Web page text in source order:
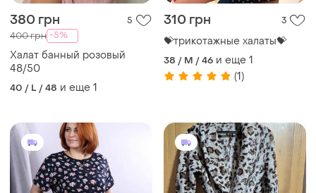
380 грн 5
400 грн -5%
Халат банный розовый
48/50
40 / L / 48 и еще 1
310 грн 3
💝трикотажные халаты💝
38 / M / 46 и еще 1
(1)